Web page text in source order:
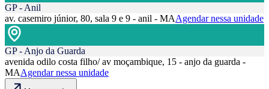
GP - Anil
av. casemiro júnior, 80, sala 9 e 9 - anil - MAAgendar nessa unidade
GP - Anjo da Guarda
avenida odilo costa filho/ av moçambique, 15 - anjo da guarda -
MAAgendar nessa unidade